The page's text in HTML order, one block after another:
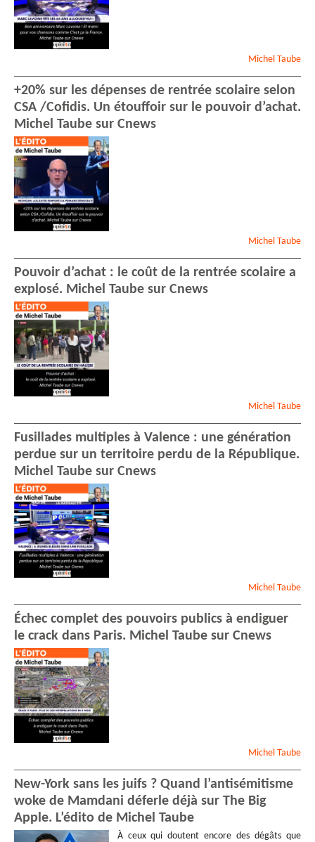
Michel Taube
+20% sur les dépenses de rentrée scolaire selon
CSA /Cofidis. Un étouffoir sur le pouvoir d’achat.
Michel Taube sur Cnews
Michel Taube
Pouvoir d’achat : le coût de la rentrée scolaire a
explosé. Michel Taube sur Cnews
Michel Taube
Fusillades multiples à Valence : une génération
perdue sur un territoire perdu de la République.
Michel Taube sur Cnews
Michel Taube
Échec complet des pouvoirs publics à endiguer
le crack dans Paris. Michel Taube sur Cnews
Michel Taube
New-York sans les juifs ? Quand l’antisémitisme
woke de Mamdani déferle déjà sur The Big
Apple. L’édito de Michel Taube
À ceux qui doutent encore des dégâts que